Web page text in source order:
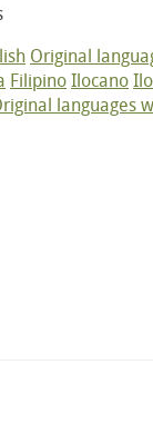
Original
FilipinoIlocano
languages